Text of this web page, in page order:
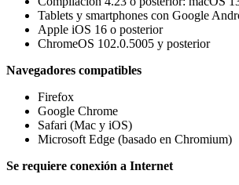
Tablets y smartphones con Google
Apple iOS 16 o posterior
ChromeOS 102.0.5005 y posterior
Navegadores compatibles
Firefox
Google Chrome
Safari (Mac y iOS)
Microsoft Edge (basado en Chromium)
Se requiere conexión a Internet